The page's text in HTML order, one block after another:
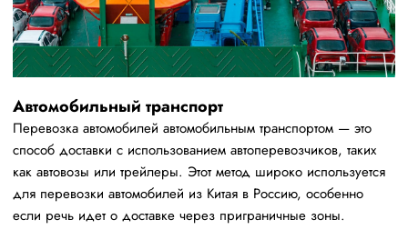
Автомобильный транспорт
Перевозка автомобилей автомобильным транспортом — это
способ доставки с использованием автоперевозчиков, таких
как автовозы или трейлеры. Этот метод широко используется
для перевозки автомобилей из Китая в Россию, особенно
если речь идет о доставке через приграничные зоны.